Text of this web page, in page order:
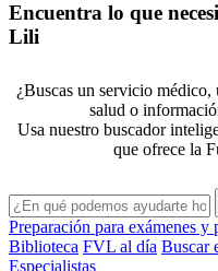
Encuentra lo que
Lili
¿Buscas un servicio
salud o
Usa nuestro buscador
que ofrece la
Preparación para exámenes y
Biblioteca FVL al día Buscar
Especialistas